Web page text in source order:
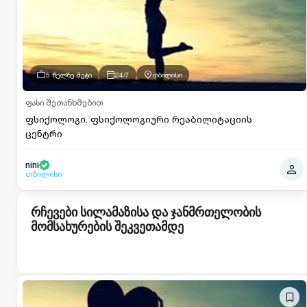
5 წელზე მეტი 24/7 თბილისი
ფსიქოლოგი. ფსიქოლოგიური რეაბილიტაციის
ცენტრი
ფასი შეთანხმებით
nini
თბილისი
რჩევები სილამაზისა და ჯანმრთელობის
მომსახურების შეკვეთამდე